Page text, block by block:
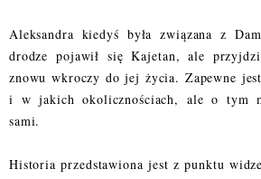
Aleksandra kiedyś była związana z
drodze pojawił się Kajetan, ale
znowu wkroczy do jej życia. Zapewne
i w jakich okolicznościach, ale o tym
sami.
Historia przedstawiona jest z punktu